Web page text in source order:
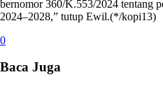
bernomor 360/K.553/2024 tentang
2024–2028,” tutup Ewil.(*/kopi13)
0
Baca Juga